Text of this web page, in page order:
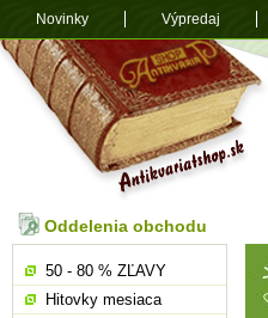
Oddelenia obchodu
50 - 80 % ZĽAVY
Hitovky mesiaca
Novinky Výpredaj